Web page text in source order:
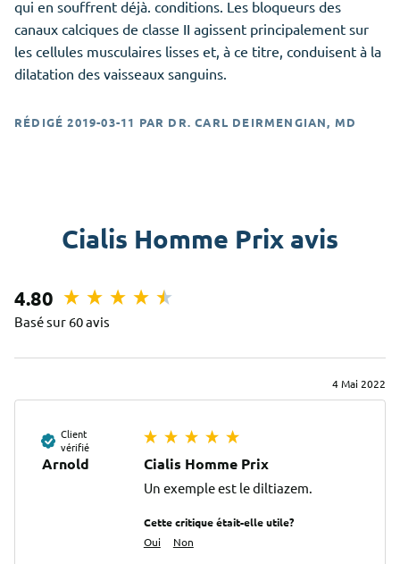
qui en souffrent déjà. conditions. Les bloqueurs des
canaux calciques de classe II agissent principalement sur
les cellules musculaires lisses et, à ce titre, conduisent à la
dilatation des vaisseaux sanguins.
RÉDIGÉ2019-03-11 PAR DR. CARL DEIRMENGIAN, MD
Cialis Homme Prix avis
4.80
Basé sur 60 avis
4 Mai 2022
Client
vérifié
Arnold Cialis Homme Prix
Un exemple est le diltiazem.
Cette critique était-elle utile?
Oui
Non